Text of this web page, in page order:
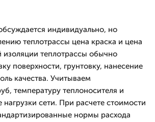
индивидуально, но
теплотрассы цена краска и цена
изоляции теплотрассы обычно
поверхности, грунтовку, нанесение
качества. Учитываем
температуру теплоносителя и
сети. При расчете стоимости
нормы расхода